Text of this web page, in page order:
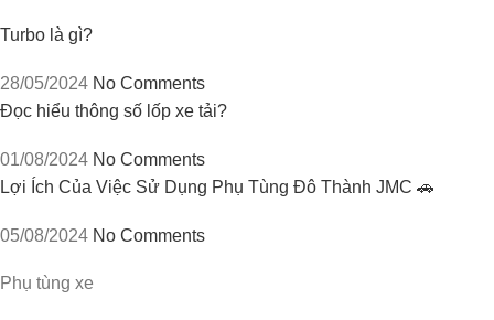
Turbo là gì?
28/05/2024 No Comments
Đọc hiểu thông số lốp xe tải?
01/08/2024 No Comments
Lợi Ích Của Việc Sử Dụng Phụ Tùng Đô Thành JMC 🚗
05/08/2024 No Comments
Phụ tùng xe